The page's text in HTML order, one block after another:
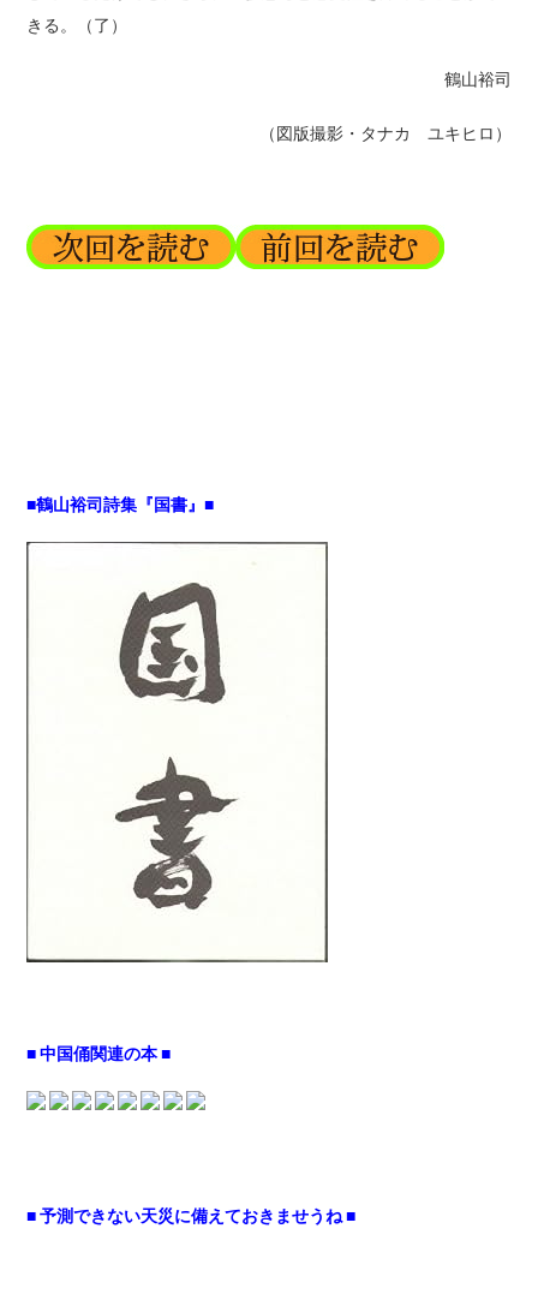
きる。（了）
鶴山裕司
（図版撮影・タナカ ユキヒロ）
■鶴山裕司詩集『国書』■
■ 中国俑関連の本 ■
■ 予測できない天災に備えておきませうね ■